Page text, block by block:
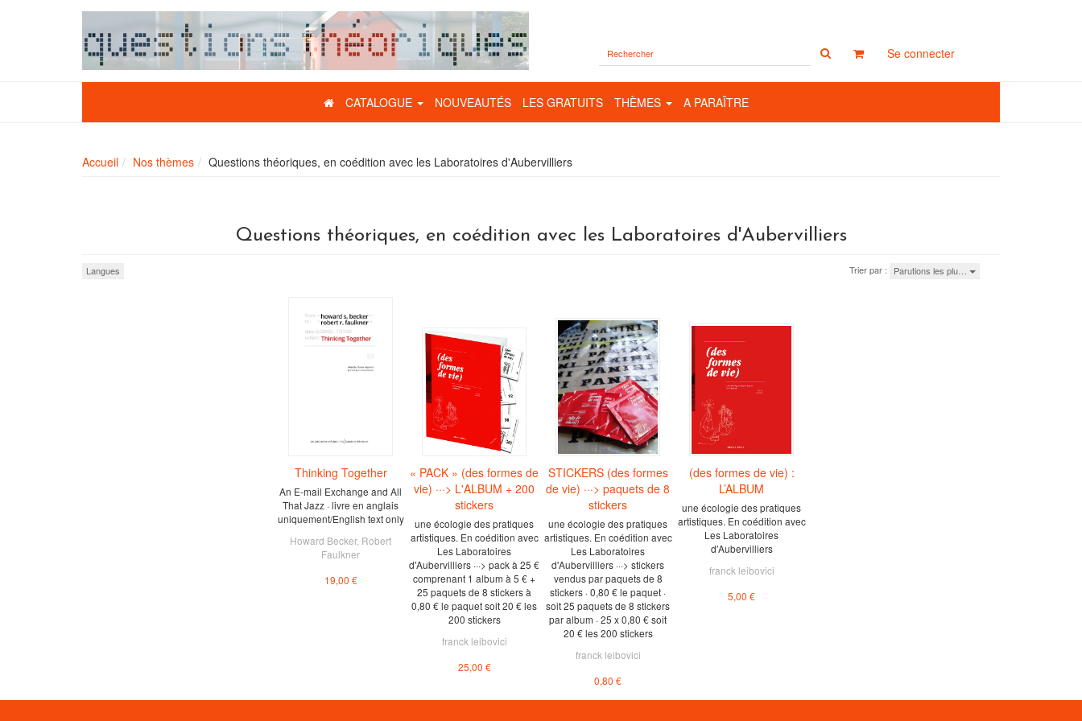
sur
site
Se connecter
CATALOGUE NOUVEAUTÉS LES GRATUITS THÈMES A PARAÎTRE
Accueil Nos thèmes Questions théoriques, en coédition avec les Laboratoires d'Aubervilliers
Questions théoriques, en coédition avec les Laboratoires d'Aubervilliers
Langues Trier par : Parutions les plu…
Thinking Together
An E-mail Exchange and All
That Jazz · livre en anglais
uniquement/English text only
Howard Becker, Robert
Faulkner
19,00 €
« PACK » (des formes de
vie) ···> L'ALBUM + 200
stickers
une écologie des pratiques
artistiques. En coédition avec
Les Laboratoires
d'Aubervilliers ···> pack à 25 €
comprenant 1 album à 5 € +
25 paquets de 8 stickers à
0,80 € le paquet soit 20 € les
200 stickers
franck leibovici
25,00 €
STICKERS (des formes
de vie) ···> paquets de 8
stickers
une écologie des pratiques
artistiques. En coédition avec
Les Laboratoires
d'Aubervilliers ···> stickers
vendus par paquets de 8
stickers · 0,80 € le paquet ·
soit 25 paquets de 8 stickers
par album · 25 x 0,80 € soit
20 € les 200 stickers
franck leibovici
0,80 €
(des formes de vie) :
L’ALBUM
une écologie des pratiques
artistiques. En coédition avec
Les Laboratoires
d'Aubervilliers
franck leibovici
5,00 €